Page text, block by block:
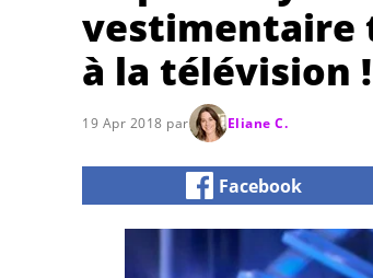
vestimentaire
à la télévision !
19 Apr 2018 par Eliane C.
Facebook